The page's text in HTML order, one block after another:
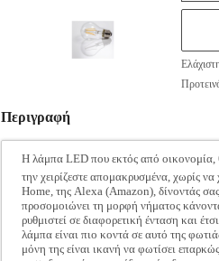
Περιγραφή
Η λάμπα LED που εκτός από οικονομία,
την χειρίζεστε απομακρυσμένα, χωρίς
Home, της Alexa (Amazon), δίνοντάς
προσομοιώνει τη μορφή νήματος
ρυθμιστεί σε διαφορετική ένταση και
λάμπα είναι πιο κοντά σε αυτό της
μόνη της είναι ικανή να φωτίσει